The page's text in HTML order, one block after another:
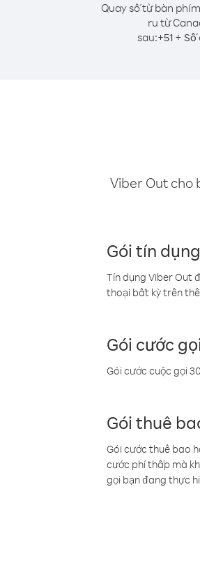
Quay số từ bàn
ru từ
sau:+51 +
Viber Out cho
Gói tín dụng
Tín dụng Viber Out
thoại bất kỳ trên
Gói cước
Gói cước cuộc gọi
Gói thuê
Gói cước thuê bao
cước phí thấp mà
gọi bạn đang thực